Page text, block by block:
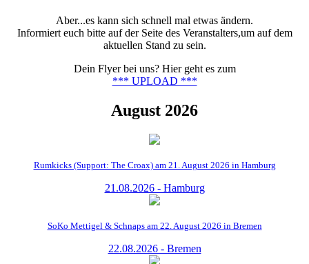
Aber...es kann sich schnell mal etwas ändern.
Informiert euch bitte auf der Seite des Veranstalters,um auf dem
aktuellen Stand zu sein.
Dein Flyer bei uns? Hier geht es zum
*** UPLOAD ***
August 2026
Rumkicks (Support: The Croax) am 21. August 2026 in Hamburg
21.08.2026 - Hamburg
SoKo Mettigel & Schnaps am 22. August 2026 in Bremen
22.08.2026 - Bremen